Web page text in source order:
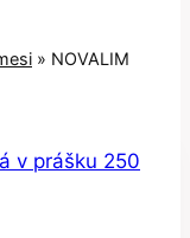
» NOVALIM